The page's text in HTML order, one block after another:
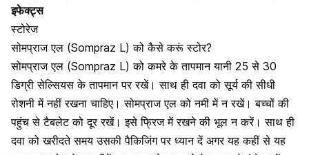
इफेक्ट्स
स्टोरेज
सोमप्राज एल (Sompraz L) को कैसे करूं स्टोर?
सोमप्राज एल (Sompraz L) को कमरे के तापमान यानी 25 से 30
डिग्री सेल्सियस के तापमान पर रखें। साथ ही दवा को सूर्य की सीधी
रोशनी में नहीं रखना चाहिए। सोमप्राज एल को नमी में न रखें। बच्चों की
पहुंच से टैबलेट को दूर रखें। इसे फ्रिज में रखने की भूल न करें। साथ ही
दवा को खरीदते समय उसकी पैकिजिंग पर ध्यान दें अगर यह कहीं से यह